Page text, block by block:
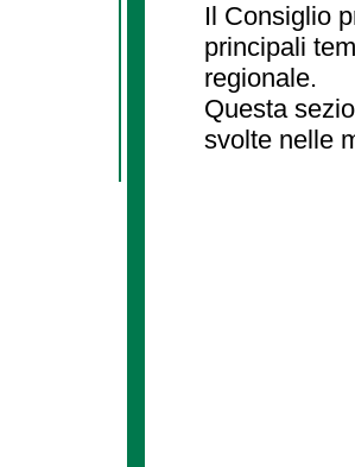
Il Consiglio
principali
regionale.
Questa
svolte nelle